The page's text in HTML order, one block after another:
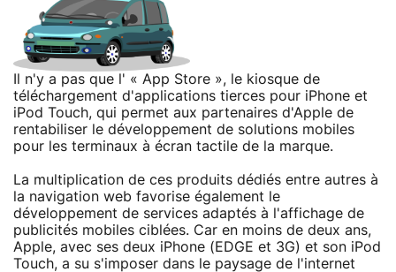
Il n'y a pas que l' « App Store », le kiosque de
téléchargement d'applications tierces pour iPhone et
iPod Touch, qui permet aux partenaires d'Apple de
rentabiliser le développement de solutions mobiles
pour les terminaux à écran tactile de la marque.
La multiplication de ces produits dédiés entre autres à
la navigation web favorise également le
développement de services adaptés à l'affichage de
publicités mobiles ciblées. Car en moins de deux ans,
Apple, avec ses deux iPhone (EDGE et 3G) et son iPod
Touch, a su s'imposer dans le paysage de l'internet